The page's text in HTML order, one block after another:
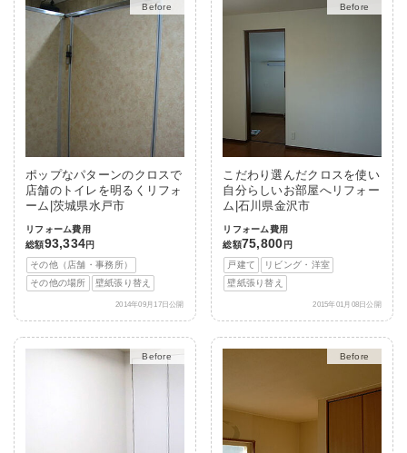
After
ポップなパターンのクロスで
店舗のトイレを明るくリフォ
ーム|茨城県水戸市
リフォーム費用
総額93,334円
その他（店舗・事務所）
その他の場所
壁紙張り替え
2014年09月17日公開
After
こだわり選んだクロスを使い
自分らしいお部屋へリフォー
ム|石川県金沢市
リフォーム費用
総額75,800 円
戸建て
リビング・洋室
壁紙張り替え
2015年01月08日公開
After After